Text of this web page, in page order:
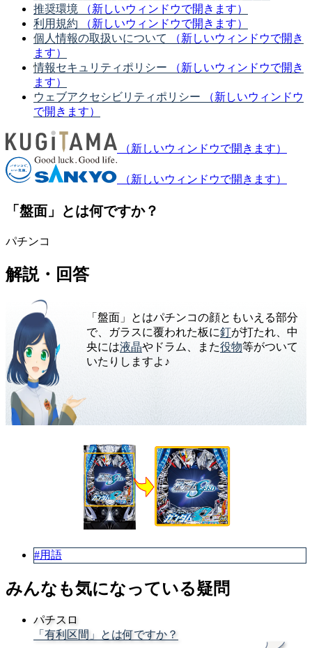
推奨環境
（新しいウィンドウで開きます）
利用規約
（新しいウィンドウで開きます）
個人情報の取扱いについて
（新しいウィンドウで開き
ます）
情報セキュリティポリシー
（新しいウィンドウで開き
ます）
ウェブアクセシビリティポリシー
（新しいウィンドウ
で開きます）
（新しいウィンドウで開きます）
（新しいウィンドウで開きます）
「盤面」とは何ですか？
パチンコ
解説・回答
「盤面」とはパチンコの顔ともいえる部分
で、ガラスに覆われた板に釘が打たれ、中
央には液晶やドラム、また役物等がついて
いたりしますよ♪
#用語
みんなも気になっている疑問
パチスロ
「有利区間」とは何ですか？